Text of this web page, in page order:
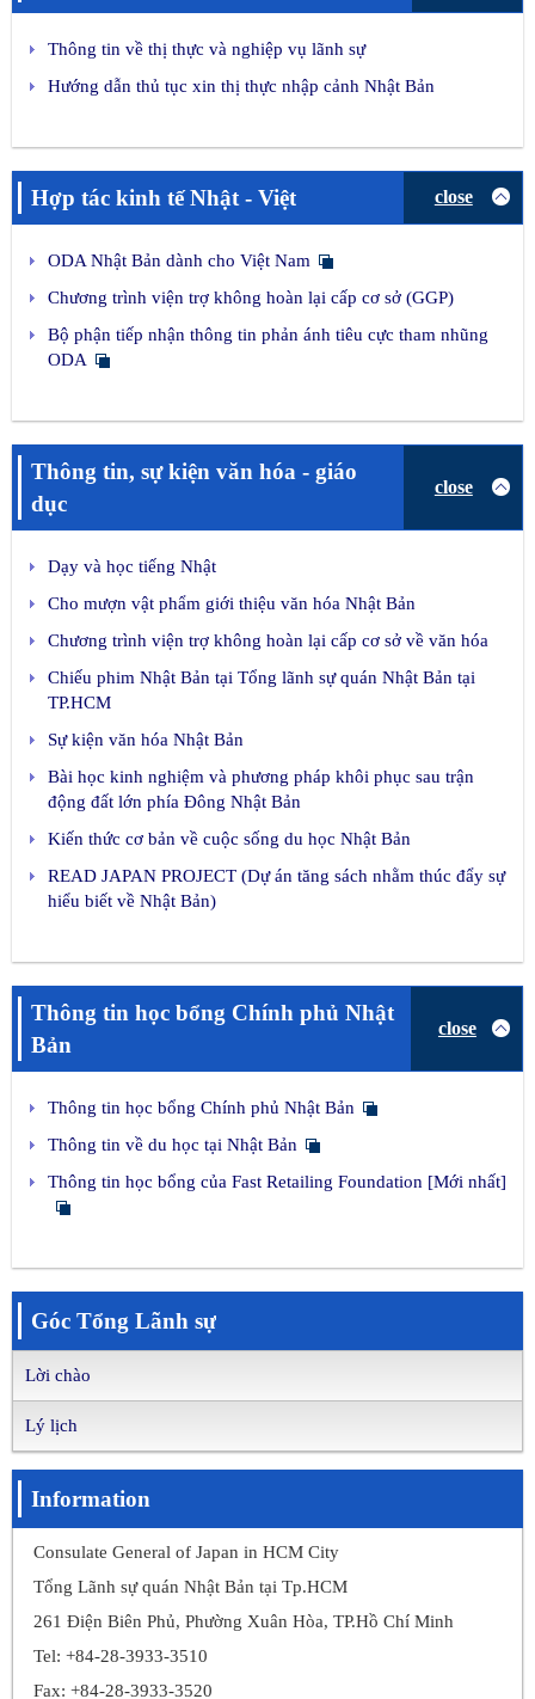
Thông tin về thị thực và nghiệp vụ lãnh sự
Hướng dẫn thủ tục xin thị thực nhập cảnh Nhật Bản
Hợp tác kinh tế Nhật - Việt close
ODA Nhật Bản dành cho Việt Nam
Chương trình viện trợ không hoàn lại cấp cơ sở (GGP)
Bộ phận tiếp nhận thông tin phản ánh tiêu cực tham nhũng
ODA
Thông tin, sự kiện văn hóa - giáo
dục
close
Dạy và học tiếng Nhật
Cho mượn vật phẩm giới thiệu văn hóa Nhật Bản
Chương trình viện trợ không hoàn lại cấp cơ sở về văn hóa
Chiếu phim Nhật Bản tại Tổng lãnh sự quán Nhật Bản tại
TP.HCM
Sự kiện văn hóa Nhật Bản
Bài học kinh nghiệm và phương pháp khôi phục sau trận
động đất lớn phía Đông Nhật Bản
Kiến thức cơ bản về cuộc sống du học Nhật Bản
READ JAPAN PROJECT (Dự án tăng sách nhằm thúc đẩy sự
hiểu biết về Nhật Bản)
Thông tin học bổng Chính phủ Nhật
Bản
close
Thông tin học bổng Chính phủ Nhật Bản
Thông tin về du học tại Nhật Bản
Thông tin học bổng của Fast Retailing Foundation [Mới nhất]
Góc Tổng Lãnh sự
Lời chào
Lý lịch
Information
Consulate General of Japan in HCM City
Tổng Lãnh sự quán Nhật Bản tại Tp.HCM
261 Điện Biên Phủ, Phường Xuân Hòa, TP.Hồ Chí Minh
Tel: +84-28-3933-3510
Fax: +84-28-3933-3520